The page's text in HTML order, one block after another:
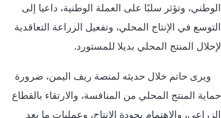
الوطني، وتؤثر سلبًا على العملة الوطنية، داعيا إلى
التوسع في الإنتاج المحلي، وتفعيل الزراعة التعاقدية
لإحلال المنتج المحلي بديلا للمستورد.
ويرى حاتم خلال حديثه لمنصة ريف اليمن، ضرورة
حماية المنتج المحلي من المنافسة، والارتقاء بالقطاع
الزراعي، والاهتمام بجودة الإنتاج، وعمليات ما بعد